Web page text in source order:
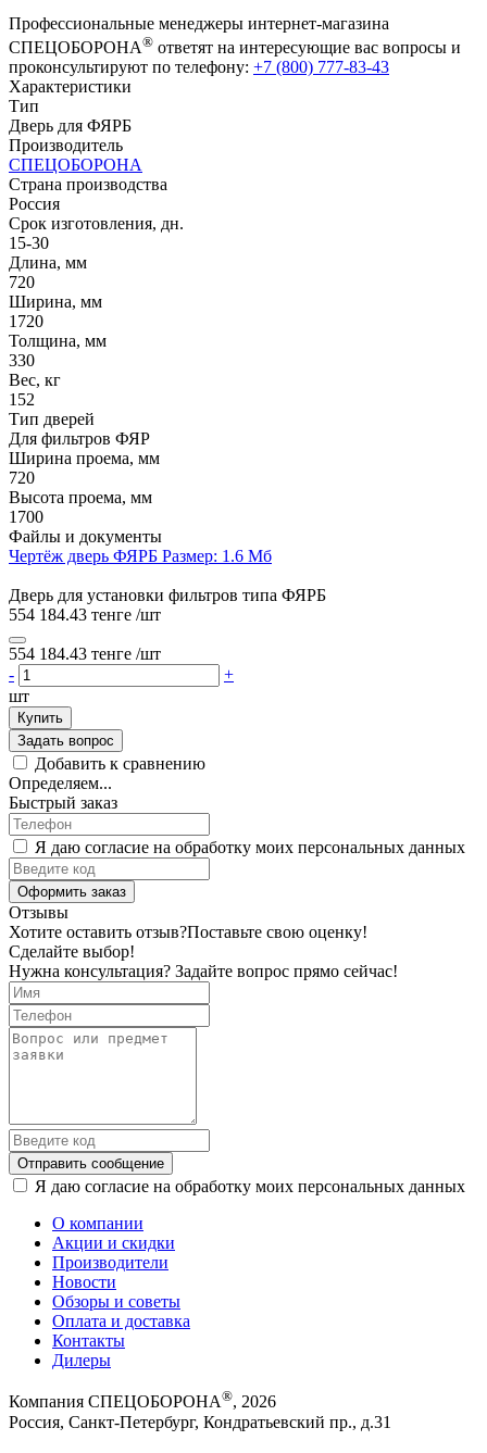
Профессиональные менеджеры интернет-магазина
СПЕЦОБОРОНА® ответят на интересующие вас вопросы и
проконсультируют по телефону: +7 (800) 777-83-43
Характеристики
Тип
Дверь для ФЯРБ
Производитель
СПЕЦОБОРОНА
Страна производства
Россия
Срок изготовления, дн.
15-30
Длина, мм
720
Ширина, мм
1720
Толщина, мм
330
Вес, кг
152
Тип дверей
Для фильтров ФЯР
Ширина проема, мм
720
Высота проема, мм
1700
Файлы и документы
Чертёж дверь ФЯРБ Размер: 1.6 Мб
Дверь для установки фильтров типа ФЯРБ
554 184.43 тенге /шт
554 184.43 тенге /шт
-
+
шт
Купить
Задать вопрос
Добавить к сравнению
Определяем...
Быстрый заказ
Я даю согласие на обработку моих персональных данных
Оформить заказ
Отзывы
Хотите оставить отзыв?Поставьте свою оценку!
Сделайте выбор!
Нужна консультация? Задайте вопрос прямо сейчас!
Отправить сообщение
Я даю согласие на обработку моих персональных данных
О компании
Акции и скидки
Производители
Новости
Обзоры и советы
Оплата и доставка
Контакты
Дилеры
Компания СПЕЦОБОРОНА®, 2026
Россия, Санкт-Петербург, Кондратьевский пр., д.31